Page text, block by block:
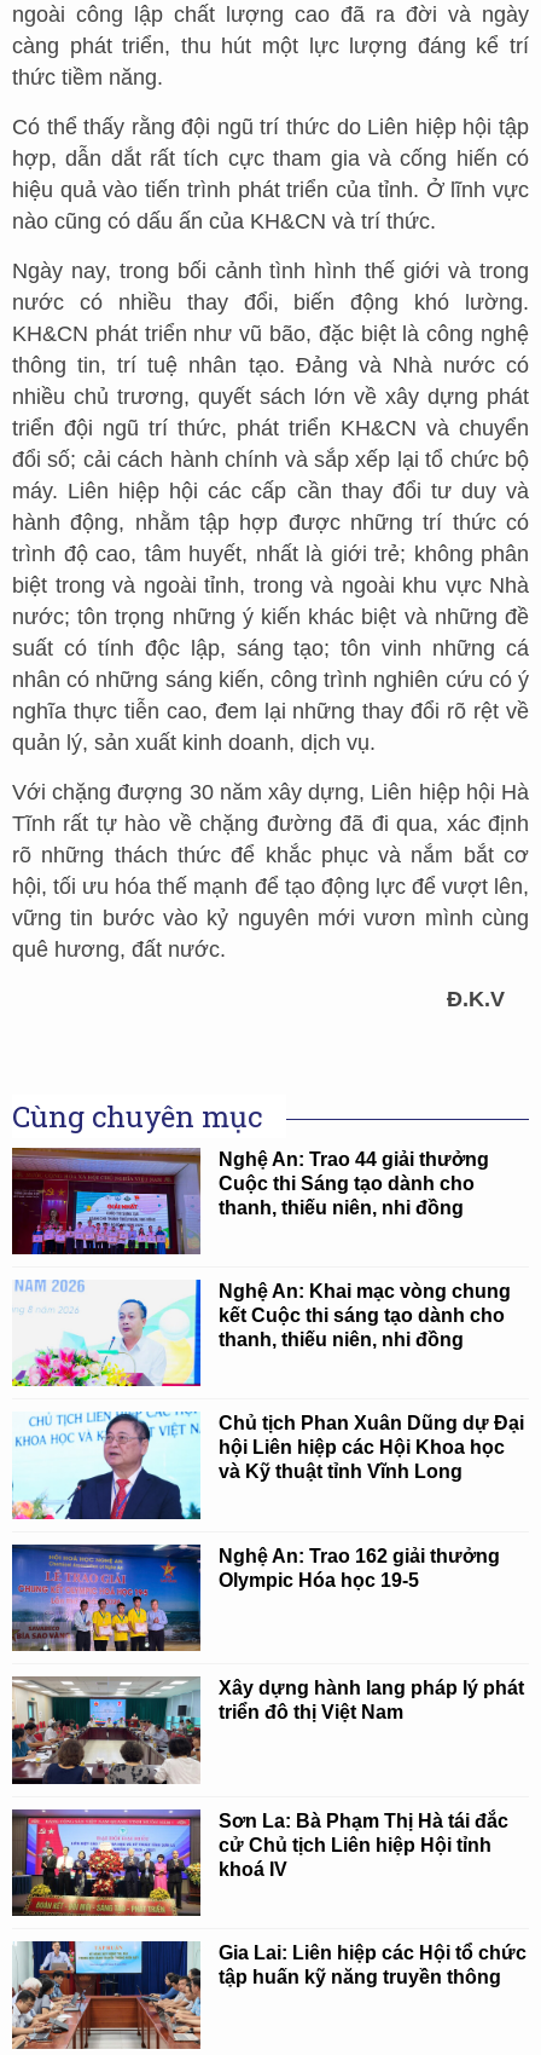
ngoài công lập chất lượng cao đã ra đời và ngày
càng phát triển, thu hút một lực lượng đáng kể trí
thức tiềm năng.
Có thể thấy rằng đội ngũ trí thức do Liên hiệp hội tập
hợp, dẫn dắt rất tích cực tham gia và cống hiến có
hiệu quả vào tiến trình phát triển của tỉnh. Ở lĩnh vực
nào cũng có dấu ấn của KH&CN và trí thức.
Ngày nay, trong bối cảnh tình hình thế giới và trong
nước có nhiều thay đổi, biến động khó lường.
KH&CN phát triển như vũ bão, đặc biệt là công nghệ
thông tin, trí tuệ nhân tạo. Đảng và Nhà nước có
nhiều chủ trương, quyết sách lớn về xây dựng phát
triển đội ngũ trí thức, phát triển KH&CN và chuyển
đổi số; cải cách hành chính và sắp xếp lại tổ chức bộ
máy. Liên hiệp hội các cấp cần thay đổi tư duy và
hành động, nhằm tập hợp được những trí thức có
trình độ cao, tâm huyết, nhất là giới trẻ; không phân
biệt trong và ngoài tỉnh, trong và ngoài khu vực Nhà
nước; tôn trọng những ý kiến khác biệt và những đề
suất có tính độc lập, sáng tạo; tôn vinh những cá
nhân có những sáng kiến, công trình nghiên cứu có ý
nghĩa thực tiễn cao, đem lại những thay đổi rõ rệt về
quản lý, sản xuất kinh doanh, dịch vụ.
Với chặng đượng 30 năm xây dựng, Liên hiệp hội Hà
Tĩnh rất tự hào về chặng đường đã đi qua, xác định
rõ những thách thức để khắc phục và nắm bắt cơ
hội, tối ưu hóa thế mạnh để tạo động lực để vượt lên,
vững tin bước vào kỷ nguyên mới vươn mình cùng
quê hương, đất nước.
Đ.K.V
Cùng chuyên mục
Nghệ An: Trao 44 giải thưởng
Cuộc thi Sáng tạo dành cho
thanh, thiếu niên, nhi đồng
Nghệ An: Khai mạc vòng chung
kết Cuộc thi sáng tạo dành cho
thanh, thiếu niên, nhi đồng
Chủ tịch Phan Xuân Dũng dự Đại
hội Liên hiệp các Hội Khoa học
và Kỹ thuật tỉnh Vĩnh Long
Nghệ An: Trao 162 giải thưởng
Olympic Hóa học 19-5
Xây dựng hành lang pháp lý phát
triển đô thị Việt Nam
Sơn La: Bà Phạm Thị Hà tái đắc
cử Chủ tịch Liên hiệp Hội tỉnh
khoá IV
Gia Lai: Liên hiệp các Hội tổ chức
tập huấn kỹ năng truyền thông